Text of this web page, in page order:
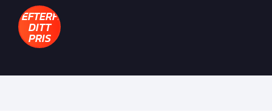
EFTERFRÅGA
DITT
PRIS